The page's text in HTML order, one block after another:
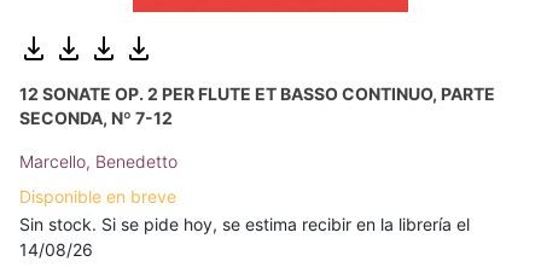
12 SONATE OP. 2 PER FLUTE ET BASSO CONTINUO, PARTE
SECONDA, Nº 7-12
Marcello, Benedetto
Disponible en breve
Sin stock. Si se pide hoy, se estima recibir en la librería el
14/08/26